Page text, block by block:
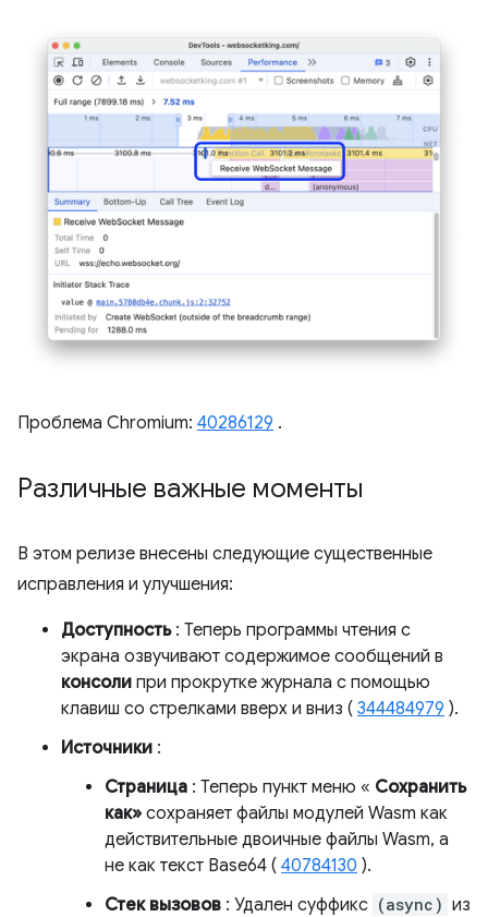
Проблема Chromium: 40286129 .
Различные важные моменты
В этом релизе внесены следующие существенные
исправления и улучшения:
Доступность: Теперь программы чтения с
экрана озвучивают содержимое сообщений в
консоли при прокрутке журнала с помощью
клавиш со стрелками вверх и вниз ( 344484979 ).
Источники :
Страница : Теперь пункт меню « Сохранить
как» сохраняет файлы модулей Wasm как
действительные двоичные файлы Wasm, а
не как текст Base64 ( 40784130 ).
Стек вызовов : Удален суффикс (async) из